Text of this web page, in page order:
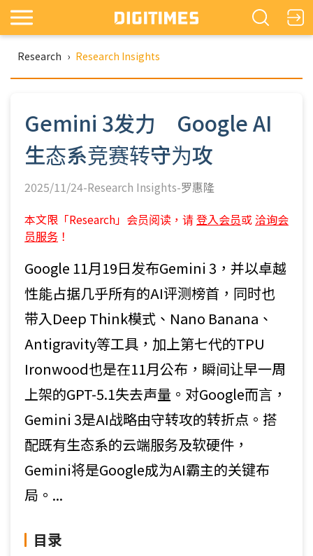
Research › Research Insights
Gemini 3发力 Google AI
生态系竞赛转守为攻
2025/11/24-Research Insights-罗惠隆
本文限「Research」会员阅读，请登入会员或 洽询会
员服务 ！
Google 11月19日发布Gemini 3，并以卓越
性能占据几乎所有的AI评测榜首，同时也
带入Deep Think模式、Nano Banana、
Antigravity等工具，加上第七代的TPU
Ironwood也是在11月公布，瞬间让早一周
上架的GPT-5.1失去声量。对Google而言，
Gemini 3是AI战略由守转攻的转折点。搭
配既有生态系的云端服务及软硬件，
Gemini将是Google成为AI霸主的关键布
局。...
目录